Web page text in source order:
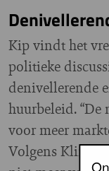
Kip vindt het
politieke
denivellerende
huurbeleid.
voor meer
Volgens